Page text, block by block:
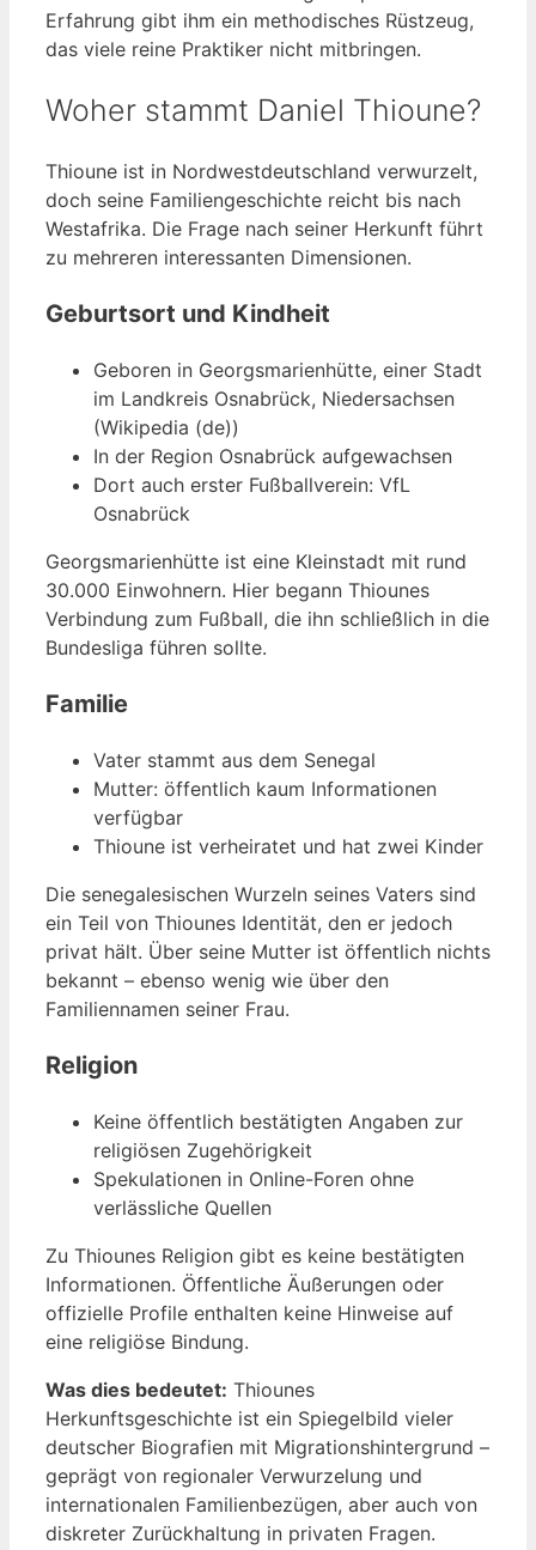
Erfahrung gibt ihm ein methodisches Rüstzeug,
das viele reine Praktiker nicht mitbringen.
Woher stammt Daniel Thioune?
Thioune ist in Nordwestdeutschland verwurzelt,
doch seine Familiengeschichte reicht bis nach
Westafrika. Die Frage nach seiner Herkunft führt
zu mehreren interessanten Dimensionen.
Geburtsort und Kindheit
Geboren in Georgsmarienhütte, einer Stadt
im Landkreis Osnabrück, Niedersachsen
(Wikipedia (de))
In der Region Osnabrück aufgewachsen
Dort auch erster Fußballverein: VfL
Osnabrück
Georgsmarienhütte ist eine Kleinstadt mit rund
30.000 Einwohnern. Hier begann Thiounes
Verbindung zum Fußball, die ihn schließlich in die
Bundesliga führen sollte.
Familie
Vater stammt aus dem Senegal
Mutter: öffentlich kaum Informationen
verfügbar
Thioune ist verheiratet und hat zwei Kinder
Die senegalesischen Wurzeln seines Vaters sind
ein Teil von Thiounes Identität, den er jedoch
privat hält. Über seine Mutter ist öffentlich nichts
bekannt – ebenso wenig wie über den
Familiennamen seiner Frau.
Religion
Keine öffentlich bestätigten Angaben zur
religiösen Zugehörigkeit
Spekulationen in Online-Foren ohne
verlässliche Quellen
Zu Thiounes Religion gibt es keine bestätigten
Informationen. Öffentliche Äußerungen oder
offizielle Profile enthalten keine Hinweise auf
eine religiöse Bindung.
Was dies bedeutet: Thiounes
Herkunftsgeschichte ist ein Spiegelbild vieler
deutscher Biografien mit Migrationshintergrund –
geprägt von regionaler Verwurzelung und
internationalen Familienbezügen, aber auch von
diskreter Zurückhaltung in privaten Fragen.